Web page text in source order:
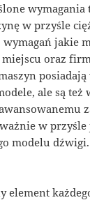
wymagania
w przyśle
jakie
oraz
ale są też
w
modelu dźwigi.
element